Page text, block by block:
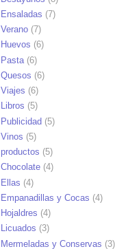
Ensaladas (7)
Verano (7)
Huevos (6)
Pasta (6)
Quesos (6)
Viajes (6)
Libros (5)
Publicidad (5)
Vinos (5)
productos (5)
Chocolate (4)
Ellas (4)
Empanadillas y Cocas (4)
Hojaldres (4)
Licuados (3)
Mermeladas y Conservas (3)